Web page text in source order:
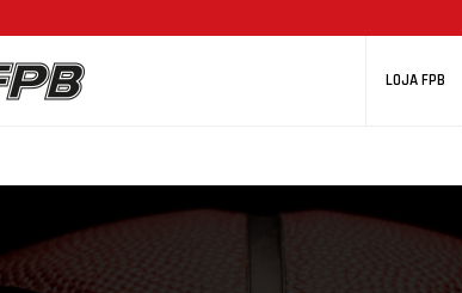
LOJA FPB